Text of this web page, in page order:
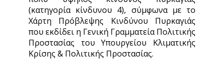
(κατηγορία κίνδυνου 4), σύμφωνα με το
Χάρτη Πρόβλεψης Κινδύνου Πυρκαγιάς
που εκδίδει η Γενική Γραμματεία Πολιτικής
Προστασίας του Υπουργείου Κλιματικής
Κρίσης & Πολιτικής Προστασίας.